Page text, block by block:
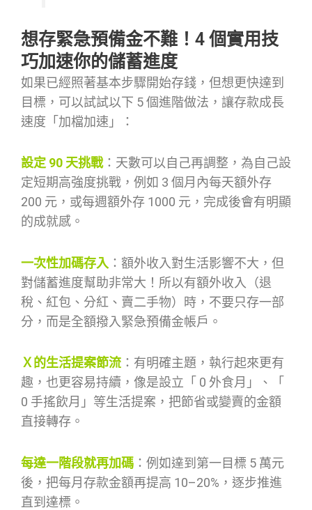
想存緊急預備金不難！4 個實用技
巧加速你的儲蓄進度
如果已經照著基本步驟開始存錢，但想更快達到
目標，可以試試以下 5 個進階做法，讓存款成長
速度「加檔加速」：
設定 90 天挑戰：天數可以自己再調整，為自己設
定短期高強度挑戰，例如 3 個月內每天額外存
200 元，或每週額外存 1000 元，完成後會有明顯
的成就感。
一次性加碼存入 ：額外收入對生活影響不大，但
對儲蓄進度幫助非常大！所以有額外收入（退
稅、紅包、分紅、賣二手物）時，不要只存一部
分，而是全額撥入緊急預備金帳戶。
Ｘ的生活提案節流 ：有明確主題，執行起來更有
趣，也更容易持續，像是設立「 0 外食月」、「
0 手搖飲月」等生活提案，把節省或變賣的金額
直接轉存。
每達一階段就再加碼 ：例如達到第一目標 5 萬元
後，把每月存款金額再提高 10–20%，逐步推進
直到達標。